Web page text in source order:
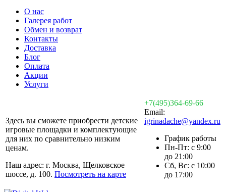
О нас
Галерея работ
Обмен и возврат
Контакты
Доставка
Блог
Оплата
Акции
Услуги
Здесь вы сможете приобрести детские
игровые площадки и комплектующие
для них по сравнительно низким
ценам.
Наш адрес: г. Москва, Щелковское
шоссе, д. 100. Посмотреть на карте
+7(495)364-69-66
Email:
igrinadache@yandex.ru
График работы
Пн-Пт: с 9:00
до 21:00
Сб, Вс: с 10:00
до 17:00